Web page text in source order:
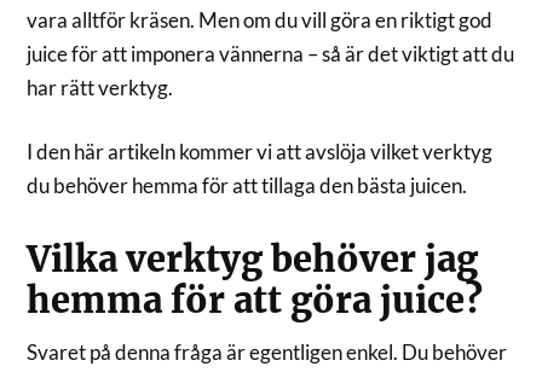
vara alltför kräsen. Men om du vill göra en riktigt god
juice för att imponera vännerna – så är det viktigt att du
har rätt verktyg.
I den här artikeln kommer vi att avslöja vilket verktyg
du behöver hemma för att tillaga den bästa juicen.
Vilka verktyg behöver jag
hemma för att göra juice?
Svaret på denna fråga är egentligen enkel. Du behöver